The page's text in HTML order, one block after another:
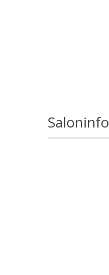
Saloninfo